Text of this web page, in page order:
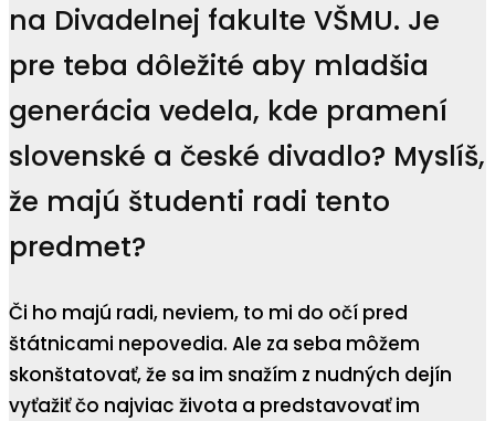
na Divadelnej fakulte VŠMU. Je
pre teba dôležité aby mladšia
generácia vedela, kde pramení
slovenské a české divadlo? Myslíš,
že majú študenti radi tento
predmet?
Či ho majú radi, neviem, to mi do očí pred
štátnicami nepovedia. Ale za seba môžem
skonštatovať, že sa im snažím z nudných dejín
vyťažiť čo najviac života a predstavovať im